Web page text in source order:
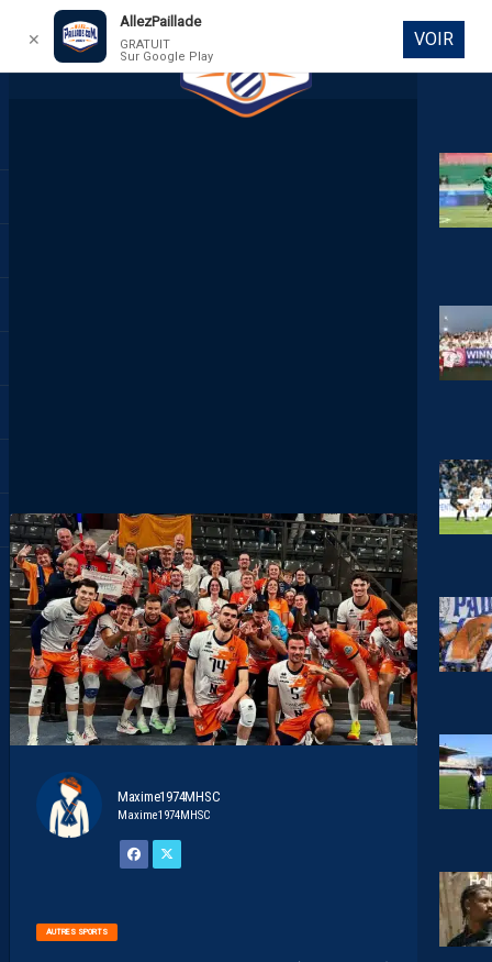
DIRECT
Maxime1974MHSC
Maxime1974MHSC
AUTRES SPORTS
✕
AllezPaillade
GRATUIT
Sur Google Play
VOIR